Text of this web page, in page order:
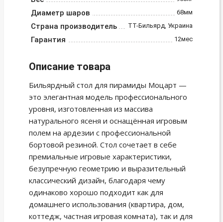
Диаметр шаров 68мм
Страна производитель ТТ-Бильярд, Украина
Гарантия 12мес
Описание товара
Бильярдный стол для пирамиды Моцарт —
это элегантная модель профессионального
уровня, изготовленная из массива
натурального ясеня и оснащённая игровым
полем на ардезии с профессиональной
бортовой резиной. Стол сочетает в себе
премиальные игровые характеристики,
безупречную геометрию и выразительный
классический дизайн, благодаря чему
одинаково хорошо подходит как для
домашнего использования (квартира, дом,
коттедж, частная игровая комната), так и для